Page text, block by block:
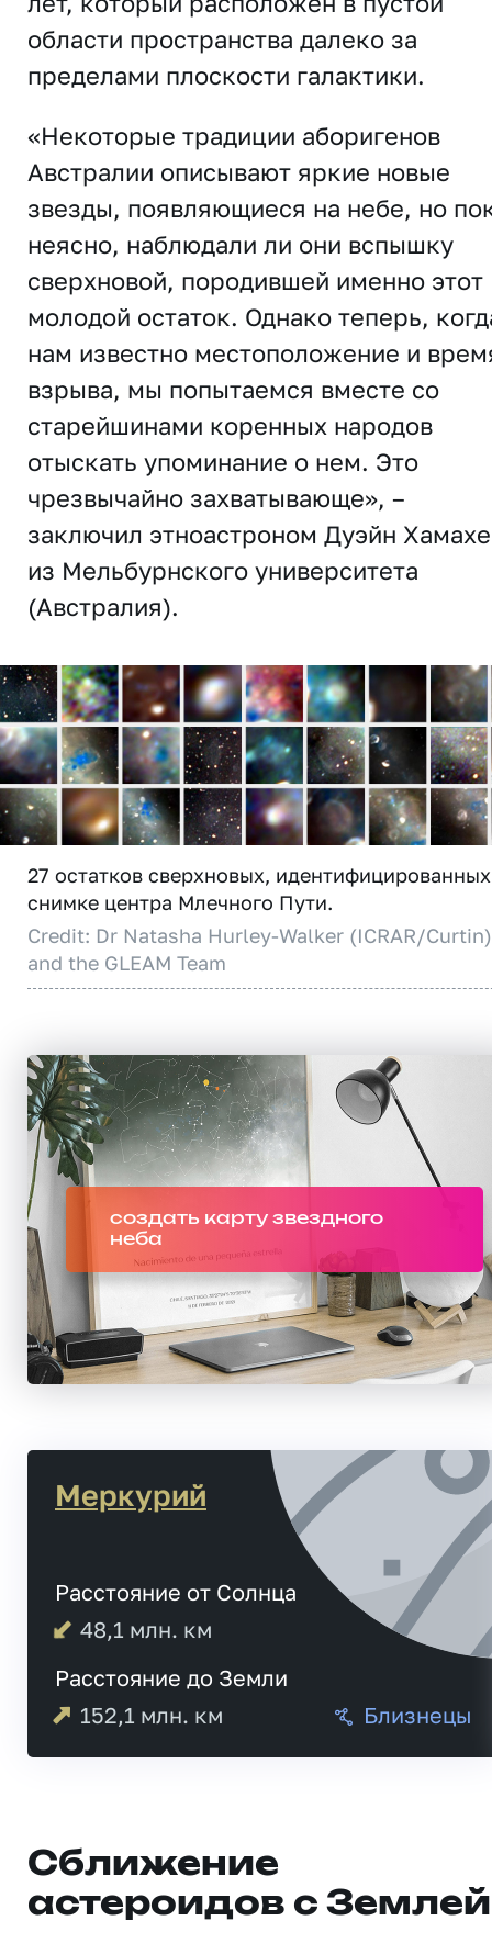
области пространства далеко за
пределами плоскости галактики.
«Некоторые традиции аборигенов
Австралии описывают яркие новые
звезды, появляющиеся на небе, но
неясно, наблюдали ли они вспышку
сверхновой, породившей именно этот
молодой остаток. Однако теперь,
нам известно местоположение и
взрыва, мы попытаемся вместе со
старейшинами коренных народов
отыскать упоминание о нем. Это
чрезвычайно захватывающе», –
заключил этноастроном Дуэйн
из Мельбурнского университета
(Австралия).
27 остатков сверхновых,
снимке центра Млечного Пути.
Credit: Dr Natasha Hurley-Walker (ICRAR/Curtin)
and the GLEAM Team
создать карту звездного
неба
Меркурий
Расстояние от Солнца
48,1 млн. км
Расстояние до Земли
152,1 млн. км Близнецы
Сближение
астероидов с Землей